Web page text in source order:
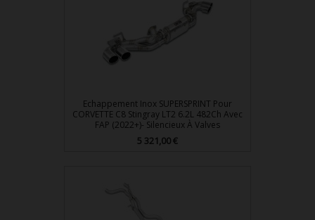
Echappement Inox SUPERSPRINT Pour
CORVETTE C8 Stingray LT2 6.2L 482Ch Avec
FAP (2022+)- Silencieux À Valves
Prix
5 321,00 €